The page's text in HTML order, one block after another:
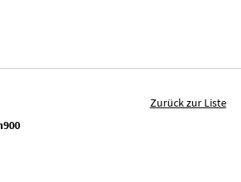
Zurück zur Liste